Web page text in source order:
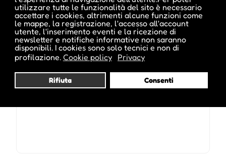
utilizzare tutte le funzionalità del sito è necessario
accettare i cookies, altrimenti alcune funzioni come
le mappe, la registrazione, l'accesso all'account
utente, l'inserimento eventi e la ricezione di
newsletter e notifiche informative non saranno
disponibili. I cookies sono solo tecnici e non di
profilazione. Cookie policy Privacy
Rifiuta Consenti
Date e orari evento :